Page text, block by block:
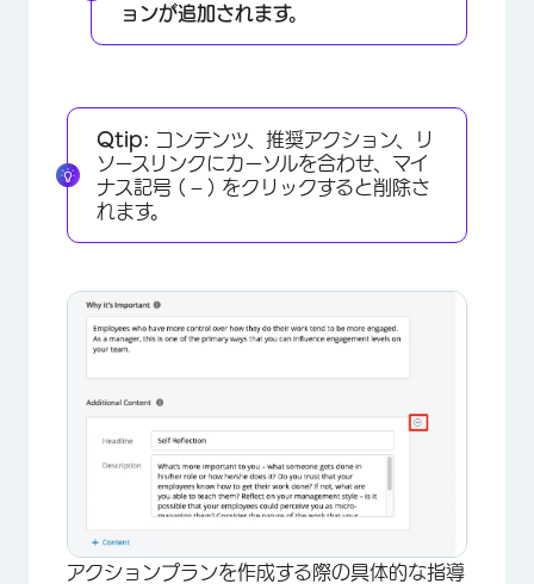
ョンが追加されます。
Qtip: コンテンツ、推奨アクション、リ
ソースリンクにカーソルを合わせ、マイ
ナス記号 ( – ) をクリックすると削除さ
れます。
アクションプランを作成する際の具体的な指導